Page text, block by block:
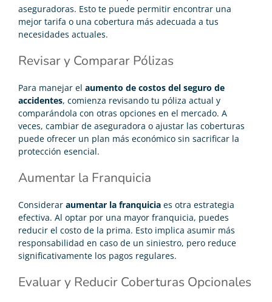
aseguradoras. Esto te puede permitir encontrar una
mejor tarifa o una cobertura más adecuada a tus
necesidades actuales.
Revisar y Comparar Pólizas
Para manejar el aumento de costos del seguro de
accidentes, comienza revisando tu póliza actual y
comparándola con otras opciones en el mercado. A
veces, cambiar de aseguradora o ajustar las coberturas
puede ofrecer un plan más económico sin sacrificar la
protección esencial.
Aumentar la Franquicia
Considerar aumentar la franquicia es otra estrategia
efectiva. Al optar por una mayor franquicia, puedes
reducir el costo de la prima. Esto implica asumir más
responsabilidad en caso de un siniestro, pero reduce
significativamente los pagos regulares.
Evaluar y Reducir Coberturas Opcionales